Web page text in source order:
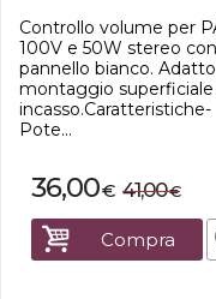
50W S...
Controllo volume per
100V e 50W stereo con
pannello bianco.
montaggio superficiale
incasso.Caratteristiche-
Pote...
€
36,00 €
41,00
Compra